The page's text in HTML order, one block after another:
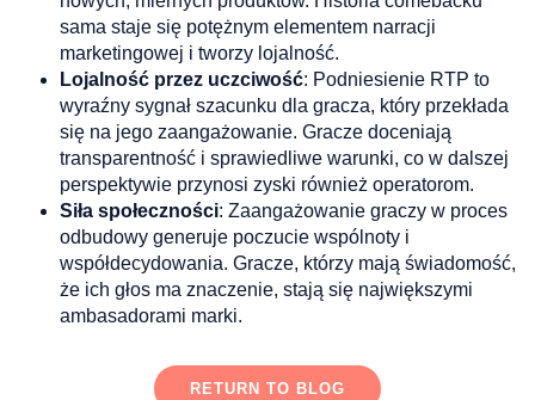
sama staje się potężnym elementem narracji
marketingowej i tworzy lojalność.
Lojalność przez uczciwość: Podniesienie RTP to
wyraźny sygnał szacunku dla gracza, który przekłada
się na jego zaangażowanie. Gracze doceniają
transparentność i sprawiedliwe warunki, co w dalszej
perspektywie przynosi zyski również operatorom.
Siła społeczności: Zaangażowanie graczy w proces
odbudowy generuje poczucie wspólnoty i
współdecydowania. Gracze, którzy mają świadomość,
że ich głos ma znaczenie, stają się największymi
ambasadorami marki.
RETURN TO BLOG